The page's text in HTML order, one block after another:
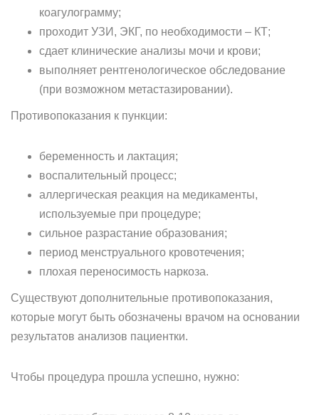
коагулограмму;
проходит УЗИ, ЭКГ, по необходимости – КТ;
сдает клинические анализы мочи и крови;
выполняет рентгенологическое обследование
(при возможном метастазировании).
Противопоказания к пункции:
беременность и лактация;
воспалительный процесс;
аллергическая реакция на медикаменты,
используемые при процедуре;
сильное разрастание образования;
период менструального кровотечения;
плохая переносимость наркоза.
Существуют дополнительные противопоказания,
которые могут быть обозначены врачом на основании
результатов анализов пациентки.
Чтобы процедура прошла успешно, нужно: